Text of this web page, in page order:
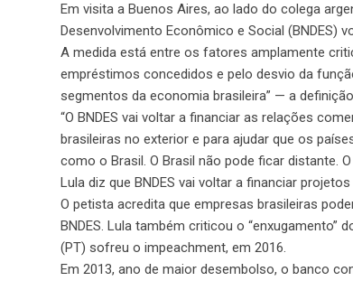
Em visita a Buenos Aires, ao lado do colega
Desenvolvimento Econômico e Social (BNDES)
A medida está entre os fatores amplamente
empréstimos concedidos e pelo desvio da
segmentos da economia brasileira” — a
“O BNDES vai voltar a financiar as relações
brasileiras no exterior e para ajudar que os
como o Brasil. O Brasil não pode ficar distante.
Lula diz que BNDES vai voltar a financiar
O petista acredita que empresas brasileiras
BNDES. Lula também criticou o
(PT) sofreu o impeachment, em 2016.
Em 2013, ano de maior desembolso, o banco